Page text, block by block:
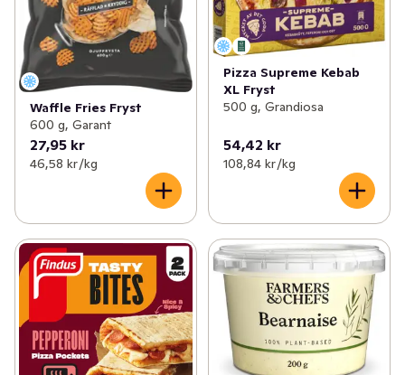
Waffle Fries Fryst
600 g, Garant
27,95 kr
46,58 kr /kg
Pizza Supreme Kebab
XL Fryst
500 g, Grandiosa
54,42 kr
108,84 kr /kg